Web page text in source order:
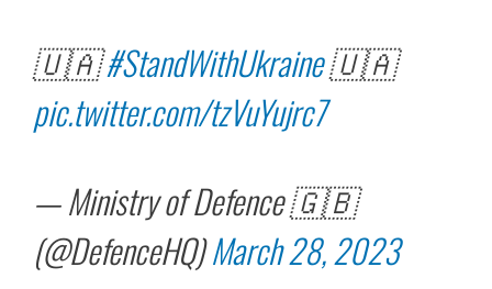
🇺🇦#StandWithUkraine🇺🇦
pic.twitter.com/tzVuYujrc7
— Ministry of Defence 🇬🇧
(@DefenceHQ)March 28, 2023